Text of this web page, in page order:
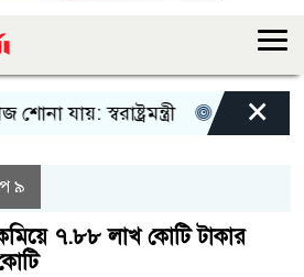
স্বরাষ্ট্রমন্ত্রী তিন দিনের
×
৯
৭.৮৮ লাখ কোটি টাকার